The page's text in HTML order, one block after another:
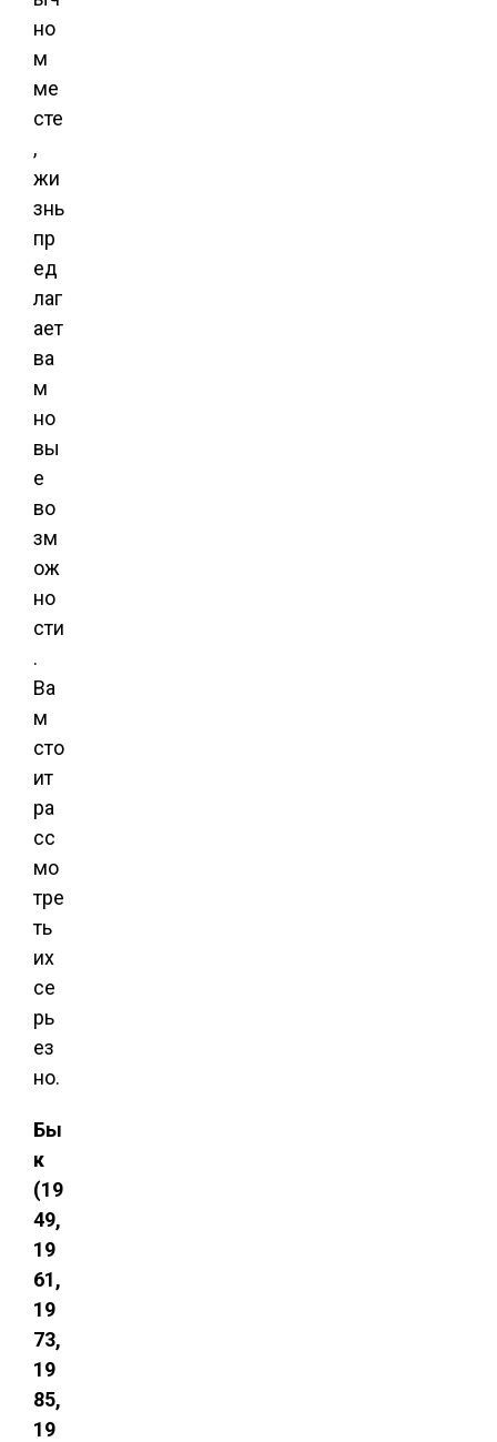
но
м
ме
сте
,
жи
знь
пр
ед
лаг
ает
ва
м
но
вы
е
во
зм
ож
но
сти
.
Ва
м
сто
ит
ра
сс
мо
тре
ть
их
се
рь
ез
но.
Бы
к
(19
49,
19
61,
19
73,
19
85,
19